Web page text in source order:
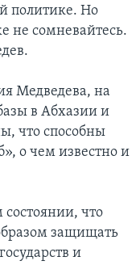
политике. Но
не сомневайтесь.
Медведева, на
в Абхазии и
что способны
о чем известно и
что
защищать
и